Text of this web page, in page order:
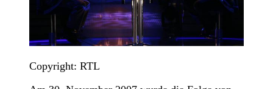
Copyright: RTL